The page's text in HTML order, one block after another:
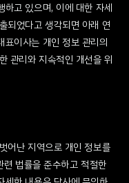
고 있으며, 이에 대한 자세
되었다고 생각되면 아래 연
이사는 개인 정보 관리의
관리와 지속적인 개선을 위
어난 지역으로 개인 정보를
법률을 준수하고 적절한